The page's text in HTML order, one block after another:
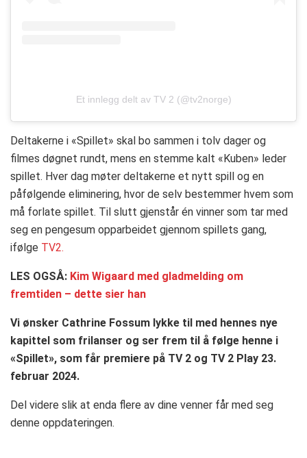
Et innlegg delt av TV 2 (@tv2norge)
Deltakerne i «Spillet» skal bo sammen i tolv dager og
filmes døgnet rundt, mens en stemme kalt «Kuben» leder
spillet. Hver dag møter deltakerne et nytt spill og en
påfølgende eliminering, hvor de selv bestemmer hvem som
må forlate spillet. Til slutt gjenstår én vinner som tar med
seg en pengesum opparbeidet gjennom spillets gang,
ifølge TV2.
LES OGSÅ: Kim Wigaard med gladmelding om
fremtiden – dette sier han
Vi ønsker Cathrine Fossum lykke til med hennes nye
kapittel som frilanser og ser frem til å følge henne i
«Spillet», som får premiere på TV 2 og TV 2 Play 23.
februar 2024.
Del videre slik at enda flere av dine venner får med seg
denne oppdateringen.